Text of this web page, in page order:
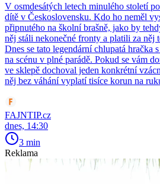
V osmdesátých letech minulého století
dítě v Československu. Kdo ho neměl
připnutého na školní brašně, jako by
něj stáli nekonečné fronty a platili za něj
Dnes se tato legendární chlupatá hračka
na scénu v plné parádě. Pokud se vám
ve sklepě dochoval jeden konkrétní
něj bez váhání vyplatí tisíce korun na
FAJNTIP.cz
dnes, 14:30
3 min
Reklama